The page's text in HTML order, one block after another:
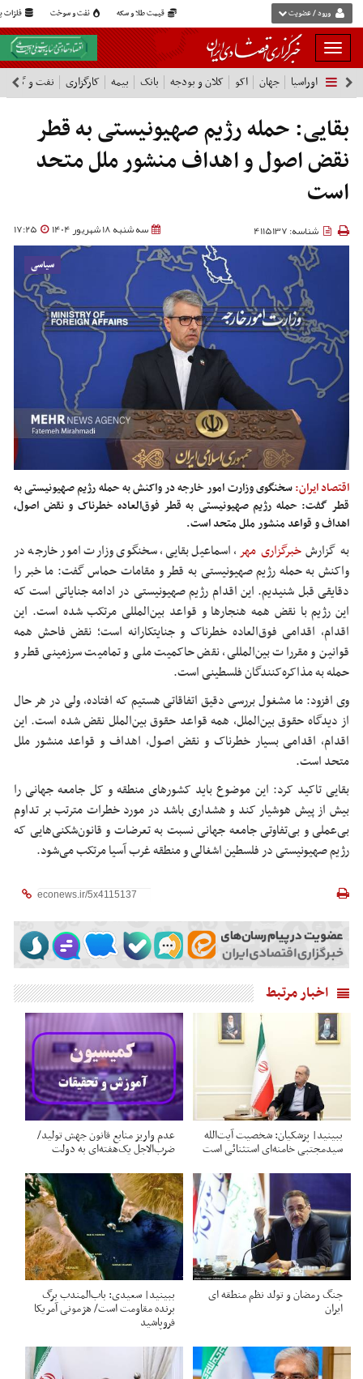
قیمت طلا و سکه نفت و سوخت فلزات ورود / عضویت
بار
و
بسته
نمودن
فهرست
اوراسیا جهان اکو کلان و بودجه بانک بیمه کارگزاری نفت و گاز
بقایی: حمله رژیم صهیونیستی به قطر
نقض اصول و اهداف منشور ملل متحد
است
سه شنبه 18 شهریور 1404 17:25 شناسه: 4115137
سیاسی
اقتصاد ایران:سخنگوی وزارت امور خارجه در واکنش به حمله رژیم صهیونیستی به
قطر گفت: حمله رژیم صهیونیستی به قطر فوق‌العاده خطرناک و نقض اصول،
اهداف و قواعد منشور ملل متحد است.
به گزارشخبرگزاری مهر، اسماعیل بقایی، سخنگوی وزارت امور خارجه در
واکنش به حمله رژیم صهیونیستی به قطر و مقامات حماس گفت: ما خبر را
دقایقی قبل شنیدیم. این اقدام رژیم صهیونیستی در ادامه جنایاتی است که
این رژیم با نقض همه هنجارها و قواعد بین‌المللی مرتکب شده است. این
اقدام، اقدامی فوق‌العاده خطرناک و جنایتکارانه است؛ نقض فاحش همه
قوانین و مقررات بین‌المللی، نقض حاکمیت ملی و تمامیت سرزمینی قطر و
حمله به مذاکره‌کنندگان فلسطینی است.
وی افزود: ما مشغول بررسی دقیق اتفاقاتی هستیم که افتاده، ولی در هر حال
از دیدگاه حقوق بین‌الملل، همه قواعد حقوق بین‌الملل نقض شده است. این
اقدام، اقدامی بسیار خطرناک و نقض اصول، اهداف و قواعد منشور ملل
متحد است.
بقایی تاکید کرد: این موضوع باید کشورهای منطقه و کل جامعه جهانی را
بیش از پیش هوشیار کند و هشداری باشد در مورد خطرات مترتب بر تداوم
بی‌عملی و بی‌تفاوتی جامعه جهانی نسبت به تعرضات و قانون‌شکنی‌هایی که
رژیم صهیونیستی در فلسطین اشغالی و منطقه غرب آسیا مرتکب می‌شود.
اخبار مرتبط
ببینید| پزشکیان: شخصیت آیت‌الله
سیدمجتبی خامنه‌ای استثنائی است
عدم واریز منابع قانون جهش تولید/
ضرب‌الاجل یک‌هفته‌ای به دولت
جنگ رمضان و تولد نظم منطقه ای
ایران
ببینید| سعیدی: باب‌المندب برگ
برنده مقاومت است/ هژمونی آمریکا
فروپاشید